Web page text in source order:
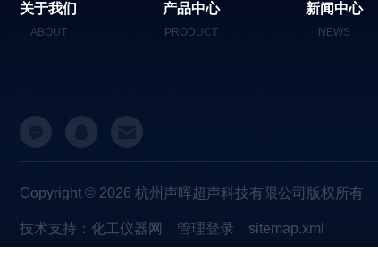
关于我们
ABOUT
产品中心
PRODUCT
新闻中心
NEWS
Copyright © 2026 杭州声晖超声科技有限公司版权所有
技术支持： 化工仪器网 管理登录 sitemap.xml